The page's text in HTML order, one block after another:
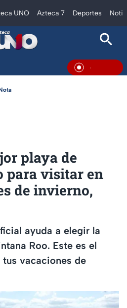
UNO Azteca 7 Deportes
En Vivo
playa de
para visitar en
de invierno,
ayuda a elegir la
Roo. Este es el
vacaciones de